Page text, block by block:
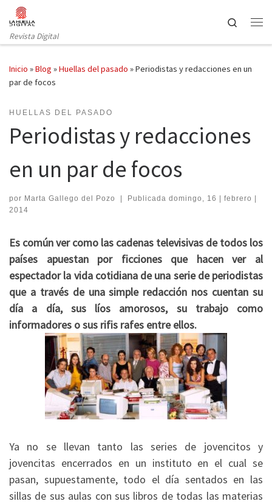
Saltar al contenido
Revista Digital
Search
Inicio »Blog »Huellas del pasado »Periodistas y redacciones en un
par de focos
HUELLAS DEL PASADO
Periodistas y redacciones
en un par de focos
por Marta Gallego del Pozo | Publicada domingo, 16 | febrero |
2014
Es común ver como las cadenas televisivas de todos los
países apuestan por ficciones que hacen ver al
espectador la vida cotidiana de una serie de periodistas
que a través de una simple redacción nos cuentan su
día a día, sus líos amorosos, su trabajo como
informadores o sus rifis rafes entre ellos.
Ya no se llevan tanto las series de jovencitos y
jovencitas encerrados en un instituto en el cual se
pasan, supuestamente, todo el día sentados en las
sillas de sus aulas con sus libros de todas las materias